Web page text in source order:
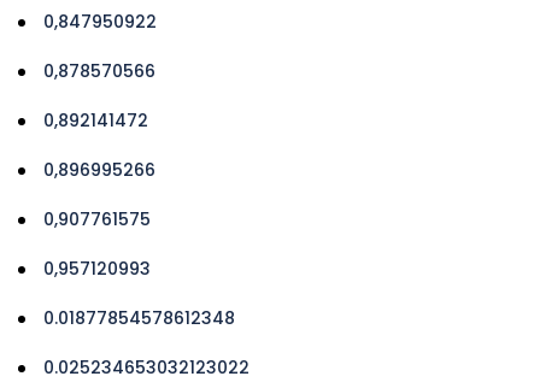
0,847950922
0,878570566
0,892141472
0,896995266
0,907761575
0,957120993
0.01877854578612348
0.025234653032123022